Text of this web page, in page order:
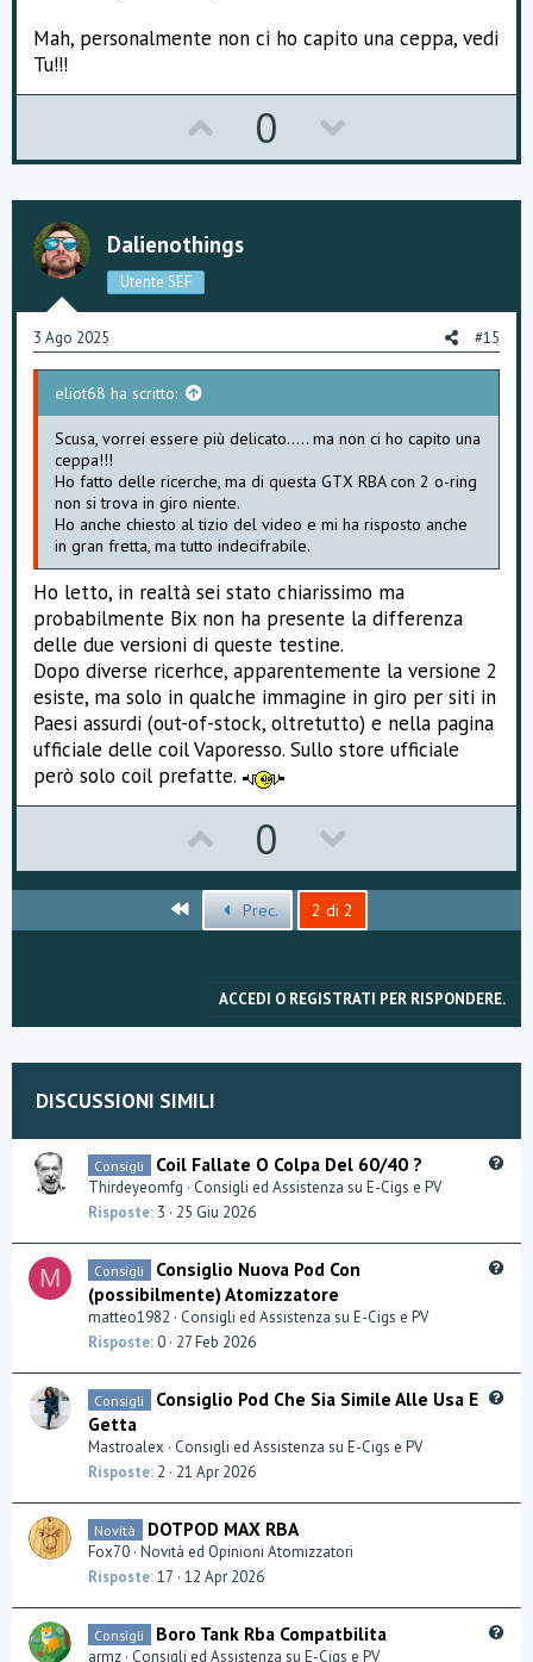
Mah, personalmente non ci ho capito una ceppa, vedi
Tu!!!
p
v
o
e
0
o
w
o
t
e
Dalienothings
Utente SEF
3 Ago 2025 #15
eliot68 ha scritto:
Scusa, vorrei essere più delicato..... ma non ci ho capito una
ceppa!!!
Ho fatto delle ricerche, ma di questa GTX RBA con 2 o-ring
non si trova in giro niente.
Ho anche chiesto al tizio del video e mi ha risposto anche
in gran fretta, ma tutto indecifrabile.
Ho letto, in realtà sei stato chiarissimo ma
probabilmente Bix non ha presente la differenza
delle due versioni di queste testine.
Dopo diverse ricerhce, apparentemente la versione 2
esiste, ma solo in qualche immagine in giro per siti in
Paesi assurdi (out-of-stock, oltretutto) e nella pagina
ufficiale delle coil Vaporesso. Sullo store ufficiale
però solo coil prefatte.
p
v
t
e
0
o
w
v
o
Primo Prec. 2 di 2
ACCEDI O REGISTRATI PER RISPONDERE.
DISCUSSIONI SIMILI
Consigli Coil Fallate O Colpa Del 60/40 ?
Thirdeyeomfg
Consigli ed Assistenza su E-Cigs e PV
Risposte 3 25 Giu 2026
M
i
Consigli
Consiglio Nuova Pod Con
(possibilmente) Atomizzatore
matteo1982
Consigli ed Assistenza su E-Cigs e PV
Risposte 0 27 Feb 2026
i
Consigli
Consiglio Pod Che Sia Simile Alle Usa E
Getta
Mastroalex
Consigli ed Assistenza su E-Cigs e PV
Risposte 2 21 Apr 2026
Novità DOTPOD MAX RBA
Fox70 Novità ed Opinioni Atomizzatori
Risposte 17 12 Apr 2026
Consigli Boro Tank Rba Compatbilita
armz Consigli ed Assistenza su E-Cigs e PV